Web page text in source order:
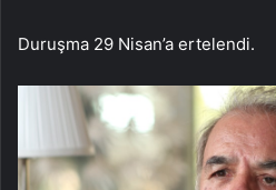
Duruşma 29 Nisan’a ertelendi.